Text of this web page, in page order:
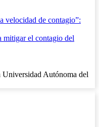
velocidad de contagio”:
mitigar el contagio del
Universidad Autónoma del